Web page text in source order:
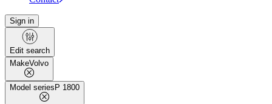
Sign in
Edit search
MakeVolvo
Model series P 1800